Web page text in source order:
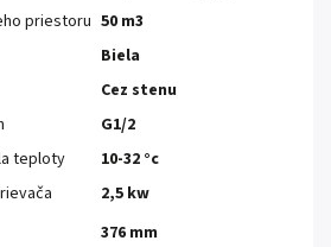
priestoru 50 m3
Biela
Cez stenu
G1/2
teploty
10-32 °c
2,5 kw
376 mm